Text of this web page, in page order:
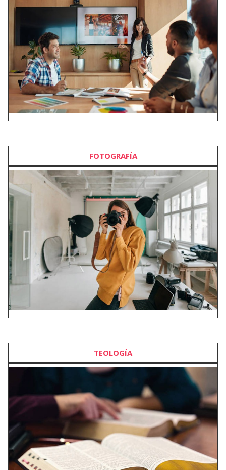
FOTOGRAFÍA
TEOLOGÍA